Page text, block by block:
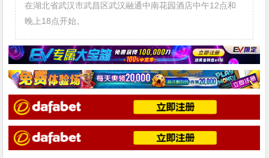
在湖北省武汉市武昌区武汉融通中南花园酒店中午12点和
晚上18点开始。